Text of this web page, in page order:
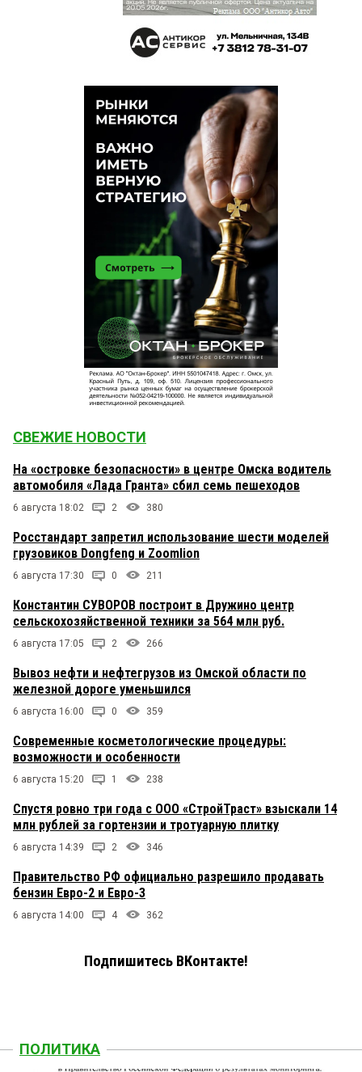
СВЕЖИЕ НОВОСТИ
На «островке безопасности» в центре Омска водитель
автомобиля «Лада Гранта» сбил семь пешеходов
6 августа 18:02 2 380
Росстандарт запретил использование шести моделей
грузовиков Dongfeng и Zoomlion
6 августа 17:30 0 211
Константин СУВОРОВ построит в Дружино центр
сельскохозяйственной техники за 564 млн руб.
6 августа 17:05 2 266
Вывоз нефти и нефтегрузов из Омской области по
железной дороге уменьшился
6 августа 16:00 0 359
Современные косметологические процедуры:
возможности и особенности
6 августа 15:20 1 238
Спустя ровно три года с ООО «СтройТраст» взыскали 14
млн рублей за гортензии и тротуарную плитку
6 августа 14:39 2 346
Правительство РФ официально разрешило продавать
бензин Евро-2 и Евро-3
6 августа 14:00 4 362
Подпишитесь ВКонтакте!
ПОЛИТИКА